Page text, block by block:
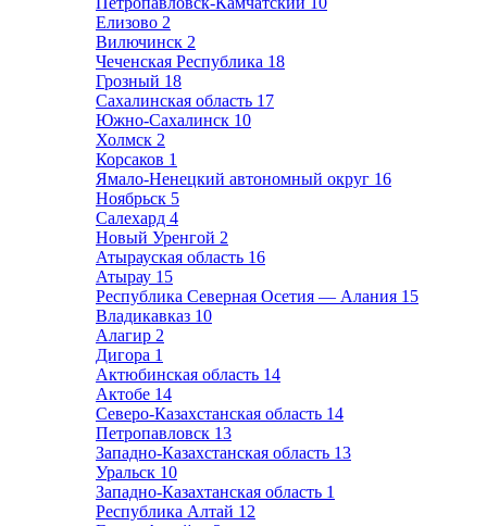
Елизово 2
Вилючинск 2
Чеченская Республика 18
Грозный 18
Сахалинская область 17
Южно-Сахалинск 10
Холмск 2
Корсаков 1
Ямало-Ненецкий автономный округ 16
Ноябрьск 5
Салехард 4
Новый Уренгой 2
Атырауская область 16
Атырау 15
Республика Северная Осетия — Алания 15
Владикавказ 10
Алагир 2
Дигора 1
Актюбинская область 14
Актобе 14
Северо-Казахстанская область 14
Петропавловск 13
Западно-Казахстанская область 13
Уральск 10
Западно-Казахтанская область 1
Республика Алтай 12